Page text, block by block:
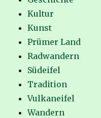
Kultur
Kunst
Prümer Land
Radwandern
Südeifel
Tradition
Vulkaneifel
Wandern